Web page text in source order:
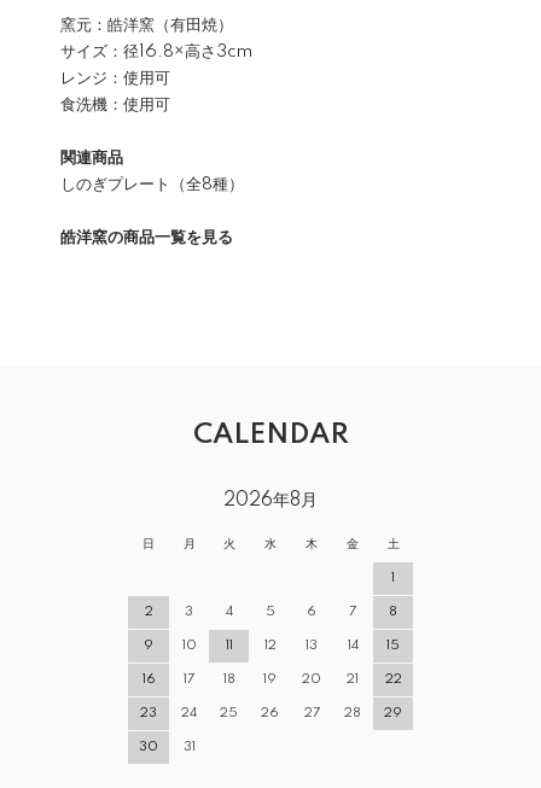
窯元：皓洋窯（有田焼）
サイズ：径16.8×高さ3cm
レンジ：使用可
食洗機：使用可
関連商品
しのぎプレート（全8種）
皓洋窯の商品一覧を見る
CALENDAR
2026年8月
日 月 火 水 木 金 土
1
2 3 4 5 6 7 8
9 10 11 12 13 14 15
16 17 18 19 20 21 22
23 24 25 26 27 28 29
30 31